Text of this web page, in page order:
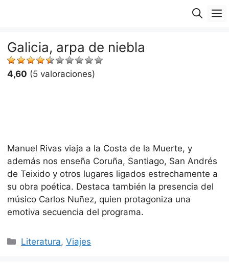
Galicia, arpa de niebla
4,60 (5 valoraciones)
Manuel Rivas viaja a la Costa de la Muerte, y
además nos enseña Coruña, Santiago, San Andrés
de Teixido y otros lugares ligados estrechamente a
su obra poética. Destaca también la presencia del
músico Carlos Nuñez, quien protagoniza una
emotiva secuencia del programa.
Categorías
Literatura,Viajes